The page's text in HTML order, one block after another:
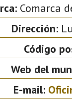
Comarca
Dirección:
Código
Web del
E-mail: